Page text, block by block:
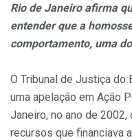
Rio de Janeiro afirma
entender que a
comportamento, uma
O Tribunal de Justiça do
uma apelação em Ação
Janeiro, no ano de
recursos que financiava